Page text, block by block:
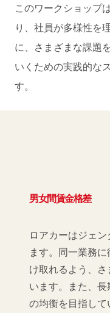
このワークショップ
り、社員が多様性を
に、さまざまな課題
いくための実践的な
す。
男女間賃金格差
ロアカーはジェ
ます。同一業務
け取れるよう、
います。また、
の均衡を目指し